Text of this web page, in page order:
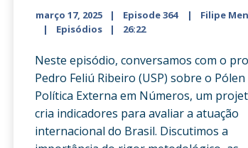
março 17, 2025 Episode 364
Filipe
Episódios
26:22
Neste episódio, conversamos com o
Pedro Feliú Ribeiro (USP) sobre o Pólen
Política Externa em Números, um
cria indicadores para avaliar a atuação
internacional do Brasil. Discutimos a